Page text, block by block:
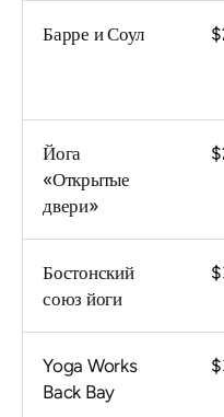
Барре и Соул
Йога
«Открытые
двери»
Бостонский
союз йоги
Yoga Works
Back Bay